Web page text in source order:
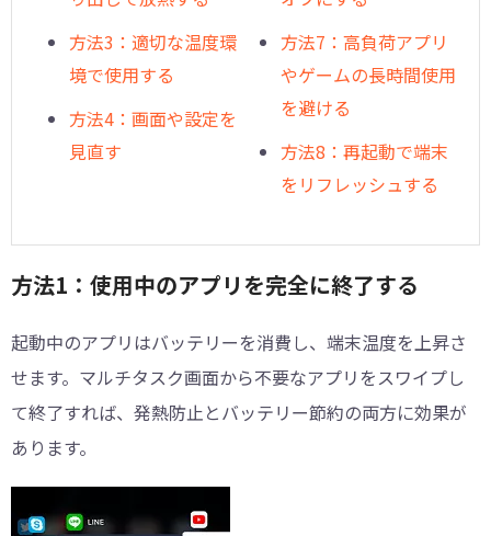
方法3：適切な温度環
境で使用する
方法4：画面や設定を
見直す
方法7：高負荷アプリ
やゲームの長時間使用
を避ける
方法8：再起動で端末
をリフレッシュする
方法1：使用中のアプリを完全に終了する
起動中のアプリはバッテリーを消費し、端末温度を上昇さ
せます。マルチタスク画面から不要なアプリをスワイプし
て終了すれば、発熱防止とバッテリー節約の両方に効果が
あります。